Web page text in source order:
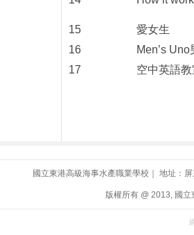
15
愛女生
16
Men’s
17
空中英語
國立東港高級海事水產職業學校｜ 地址：
版權所有 @ 2013, 國